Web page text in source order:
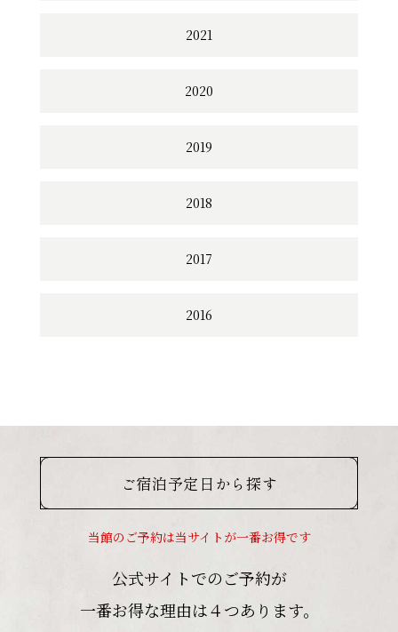
2021
2020
2019
2018
2017
2016
ご宿泊予定日から探す
当館のご予約は当サイトが一番お得です
公式サイトでのご予約が
一番お得な理由は４つあります。